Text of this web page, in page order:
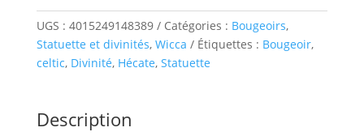
UGS : 4015249148389 Catégories : Bougeoirs,
Statuette et divinités, Wicca Étiquettes : Bougeoir,
celtic, Divinité, Hécate, Statuette
Description